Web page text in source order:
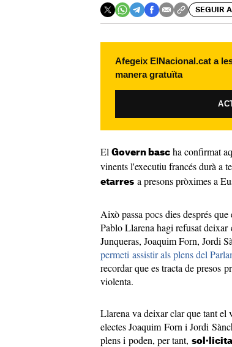
SEGUIR A
Afegeix ElNacional.cat a
manera gratuïta
El Govern basc ha confirmat
vinents l'executiu francés durà a
etarres a presons pròximes a
Això passa pocs dies després
Pablo Llarena hagi refusat
Junqueras, Joaquim Forn, Jordi
permeti assistir als plens del
recordar que es tracta de presos
violenta.
Llarena va deixar clar que tant el
electes Joaquim Forn i Jordi
plens i poden, per tant,